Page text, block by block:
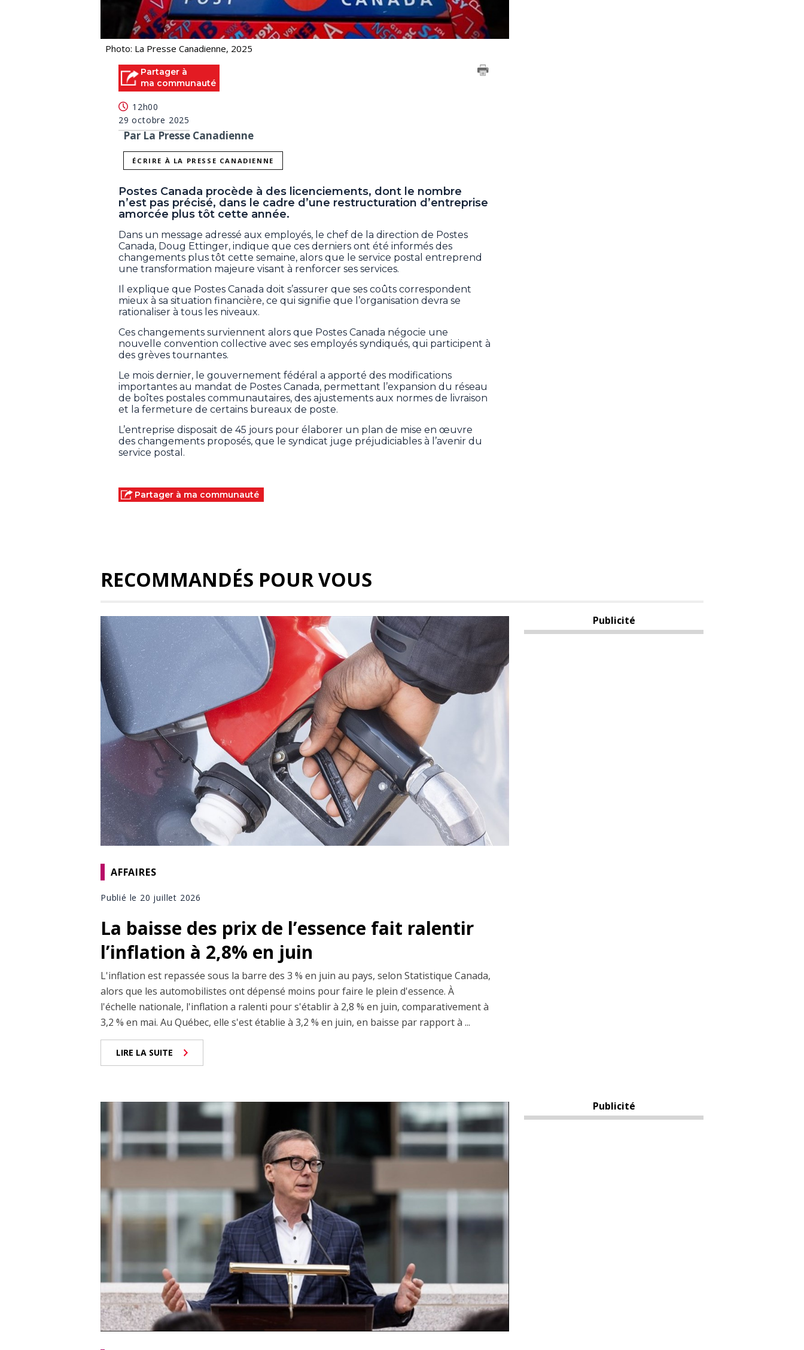
Photo: La Presse Canadienne, 2025
Partager à
ma communauté
12h00
29 octobre 2025
Par La Presse Canadienne
ÉCRIRE À LA PRESSE CANADIENNE
Postes Canada procède à des licenciements, dont le nombre
n’est pas précisé, dans le cadre d’une restructuration d’entreprise
amorcée plus tôt cette année.
Dans un message adressé aux employés, le chef de la direction de Postes
Canada, Doug Ettinger, indique que ces derniers ont été informés des
changements plus tôt cette semaine, alors que le service postal entreprend
une transformation majeure visant à renforcer ses services.
Il explique que Postes Canada doit s’assurer que ses coûts correspondent
mieux à sa situation financière, ce qui signifie que l’organisation devra se
rationaliser à tous les niveaux.
Ces changements surviennent alors que Postes Canada négocie une
nouvelle convention collective avec ses employés syndiqués, qui participent à
des grèves tournantes.
Le mois dernier, le gouvernement fédéral a apporté des modifications
importantes au mandat de Postes Canada, permettant l’expansion du réseau
de boîtes postales communautaires, des ajustements aux normes de livraison
et la fermeture de certains bureaux de poste.
L’entreprise disposait de 45 jours pour élaborer un plan de mise en œuvre
des changements proposés, que le syndicat juge préjudiciables à l’avenir du
service postal.
Partager à ma communauté
RECOMMANDÉS POUR VOUS
AFFAIRES
Publié le 20 juillet 2026
La baisse des prix de l’essence fait ralentir
l’inflation à 2,8% en juin
L'inflation est repassée sous la barre des 3 % en juin au pays, selon Statistique Canada,
alors que les automobilistes ont dépensé moins pour faire le plein d'essence. À
l'échelle nationale, l'inflation a ralenti pour s'établir à 2,8 % en juin, comparativement à
3,2 % en mai. Au Québec, elle s'est établie à 3,2 % en juin, en baisse par rapport à ...
LIRE LA SUITE
Publicité
Publicité